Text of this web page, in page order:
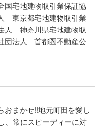
宅地建物取引業保証協
東京都宅地建物取引業
人 神奈川県宅地建物取
団法人 首都圏不動産公
おまかせ!!地元町田を愛し
、常にスピーディーに対